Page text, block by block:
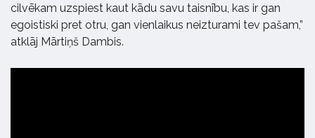
cilvēkam uzspiest kaut kādu savu taisnību, kas ir gan
egoistiski pret otru, gan vienlaikus neizturami tev pašam,”
atklāj Mārtiņš Dambis.